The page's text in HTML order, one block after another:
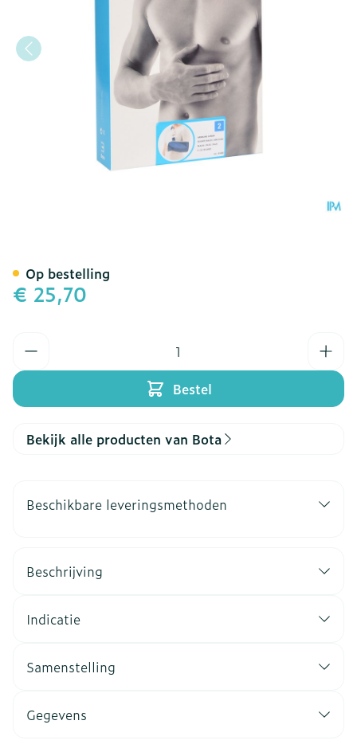
€ 25,70
Bestel
Op bestelling
Bekijk alle producten van Bota
Beschikbare leveringsmethoden
Beschrijving
Indicatie
Samenstelling
Gegevens